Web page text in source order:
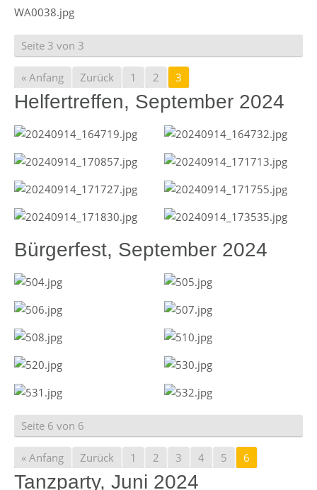
Seite 3 von 3
« Anfang Zurück 1 2 3
Helfertreffen, September 2024
Bürgerfest, September 2024
Seite 6 von 6
« Anfang Zurück 1 2 3 4 5 6
Tanzparty, Juni 2024